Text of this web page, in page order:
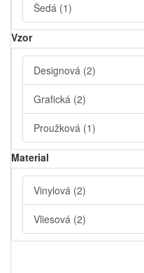
Šedá (1)
Vzor
Designová (2)
Grafická (2)
Proužková (1)
Material
Vinylová (2)
Vliesová (2)